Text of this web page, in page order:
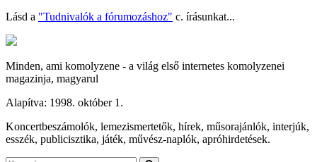
Lásd a "Tudnivalók a fórumozáshoz" c. írásunkat...
Minden, ami komolyzene - a világ első internetes komolyzenei
magazinja, magyarul
Alapítva: 1998. október 1.
Koncertbeszámolók, lemezismertetők, hírek, műsorajánlók, interjúk,
esszék, publicisztika, játék, művész-naplók, apróhirdetések.